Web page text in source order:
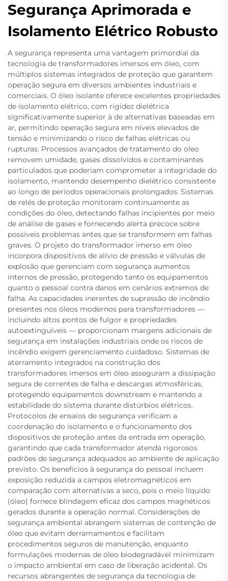
Segurança Aprimorada e
Isolamento Elétrico Robusto
A segurança representa uma vantagem primordial da
tecnologia de transformadores imersos em óleo, com
múltiplos sistemas integrados de proteção que garantem
operação segura em diversos ambientes industriais e
comerciais. O óleo isolante oferece excelentes propriedades
de isolamento elétrico, com rigidez dielétrica
significativamente superior à de alternativas baseadas em
ar, permitindo operação segura em níveis elevados de
tensão e minimizando o risco de falhas elétricas ou
rupturas. Processos avançados de tratamento do óleo
removem umidade, gases dissolvidos e contaminantes
particulados que poderiam comprometer a integridade do
isolamento, mantendo desempenho dielétrico consistente
ao longo de períodos operacionais prolongados. Sistemas
de relés de proteção monitoram continuamente as
condições do óleo, detectando falhas incipientes por meio
de análise de gases e fornecendo alerta precoce sobre
possíveis problemas antes que se transformem em falhas
graves. O projeto do transformador imerso em óleo
incorpora dispositivos de alívio de pressão e válvulas de
explosão que gerenciam com segurança aumentos
internos de pressão, protegendo tanto os equipamentos
quanto o pessoal contra danos em cenários extremos de
falha. As capacidades inerentes de supressão de incêndio
presentes nos óleos modernos para transformadores —
incluindo altos pontos de fulgor e propriedades
autoextinguíveis — proporcionam margens adicionais de
segurança em instalações industriais onde os riscos de
incêndio exigem gerenciamento cuidadoso. Sistemas de
aterramento integrados na construção dos
transformadores imersos em óleo asseguram a dissipação
segura de correntes de falha e descargas atmosféricas,
protegendo equipamentos downstream e mantendo a
estabilidade do sistema durante distúrbios elétricos.
Protocolos de ensaios de segurança verificam a
coordenação do isolamento e o funcionamento dos
dispositivos de proteção antes da entrada em operação,
garantindo que cada transformador atenda rigorosos
padrões de segurança adequados ao ambiente de aplicação
previsto. Os benefícios à segurança do pessoal incluem
exposição reduzida a campos eletromagnéticos em
comparação com alternativas a seco, pois o meio líquido
(óleo) fornece blindagem eficaz dos campos magnéticos
gerados durante a operação normal. Considerações de
segurança ambiental abrangem sistemas de contenção de
óleo que evitam derramamentos e facilitam
procedimentos seguros de manutenção, enquanto
formulações modernas de óleo biodegradável minimizam
o impacto ambiental em caso de liberação acidental. Os
recursos abrangentes de segurança da tecnologia de